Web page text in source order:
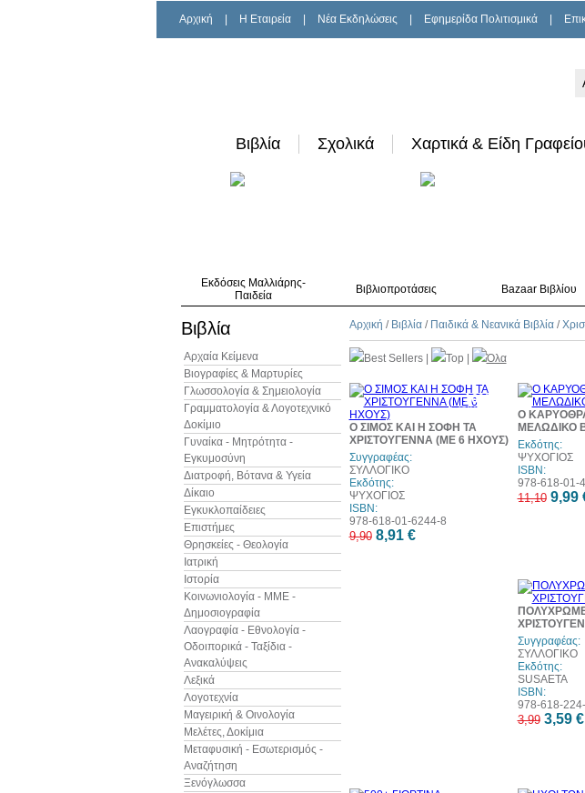
Αρχική H Εταιρεία Νέα Εκδηλώσεις Εφημερίδα Πολιτισμικά
Βιβλία Σχολικά Χαρτικά & Είδη
Εκδόσεις Μαλλιάρης-
Παιδεία
Βιβλιοπροτάσεις Bazaar Βιβλίου
Βιβλία
Αρχαία Κείμενα
Βιογραφίες & Μαρτυρίες
Γλωσσολογία & Σημειολογία
Γραμματολογία & Λογοτεχνικό
Δοκίμιο
Γυναίκα - Μητρότητα -
Εγκυμοσύνη
Διατροφή, Βότανα & Υγεία
Δίκαιο
Εγκυκλοπαίδειες
Επιστήμες
Θρησκείες - Θεολογία
Ιατρική
Ιστορία
Κοινωνιολογία - ΜΜΕ -
Δημοσιογραφία
Λαογραφία - Εθνολογία -
Οδοιπορικά - Ταξίδια -
Ανακαλύψεις
Λεξικά
Λογοτεχνία
Μαγειρική & Οινολογία
Μελέτες, Δοκίμια
Μεταφυσική - Εσωτερισμός -
Αναζήτηση
Ξενόγλωσσα
Αρχική / Βιβλία / Παιδικά & Νεανικά Βιβλία /
Best Sellers| Top Όλα
10%
έκπτωση
Ο ΣΙΜΟΣ ΚΑΙ Η ΣΟΦΗ ΤΑ
ΧΡΙΣΤΟΥΓΕΝΝΑ (ΜΕ 6 ΗΧΟΥΣ)
Συγγραφέας:
ΣΥΛΛΟΓΙΚΟ
Εκδότης:
ΨΥΧΟΓΙΟΣ
ISBN:
978-618-01-6244-8
9,90 8,91 €
Ο
ΜΕΛΩΔΙΚΟ
Εκδότης:
ΨΥΧΟΓΙΟΣ
ISBN:
978-618-01-
11,10 9,99
Συγγραφέας:
ΣΥΛΛΟΓΙΚΟ
Εκδότης:
SUSAETA
ISBN:
978-618-
3,99 3,59 €